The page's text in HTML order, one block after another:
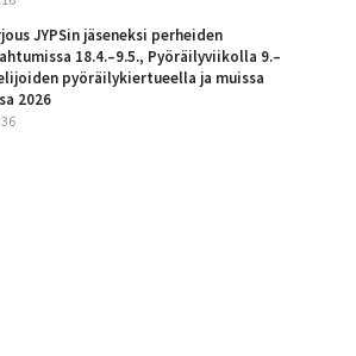
JYPSin jäseneksi perheiden
18.4.–9.5., Pyöräilyviikolla 9.–
pyöräilykiertueella ja muissa
2026